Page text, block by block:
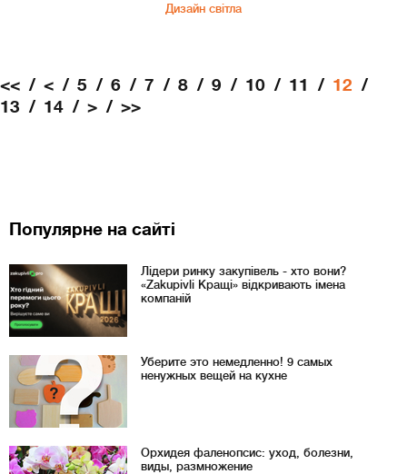
Дизайн світла
<< < 5 6 7 8 9 10 11
12
13
14 > >>
Популярне на сайті
Лідери ринку закупівель - хто вони?
«Zakupivli Кращі» відкривають імена
компаній
Уберите это немедленно! 9 самых
ненужных вещей на кухне
Орхидея фаленопсис: уход, болезни,
виды, размножение